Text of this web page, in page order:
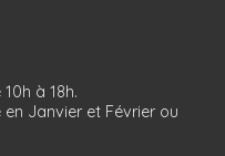
à 18h.
en Janvier et Février ou